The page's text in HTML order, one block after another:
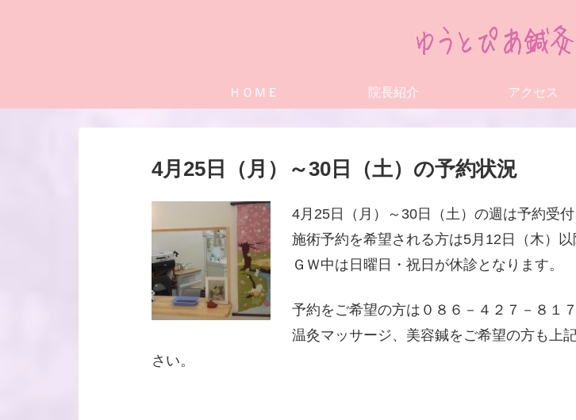
ＨＯＭＥ 院長紹介 アクセス
4月25日（月）～30日（土）の予約状況
4月25日（月）～30日（土）の週は予約受
施術予約を希望される方は5月12日（木）以
ＧＷ中は日曜日・祝日が休診となります。
予約をご希望の方は０８６－４２７－８１
温灸マッサージ、美容鍼をご希望の方も上
さい。